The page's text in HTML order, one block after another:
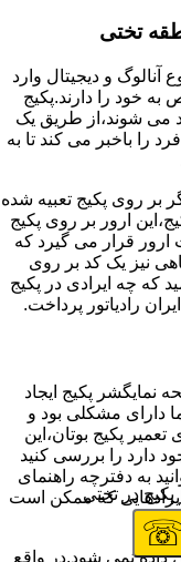
تختی
آنالوگ و دیجیتال وارد
خود را دارند.پکیج
می شوند،از طریق یک
را باخبر می کند تا به
بر روی پکیج تعبیه شده
ارور بر روی پکیج
ارور قرار می گیرد که
نیز یک کد بر روی
که چه ایرادی در پکیج
رادیاتور پرداخت.
نمایگشر پکیج ایجاد
دارای مشکلی بود و
پکیج بوتان،این
دارد را بررسی کنید
به دفترچه راهنمای
که ممکن است
داده نمی شود.در واقع
پکیج در تختی